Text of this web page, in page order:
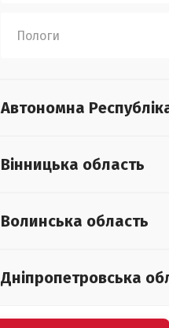
Пологи
Автономна
Вінницька область
Волинська область
Дніпропетровська